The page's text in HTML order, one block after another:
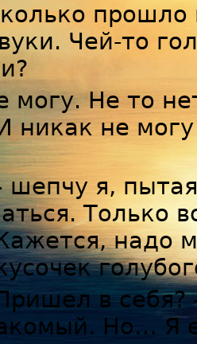
Чей-то
могу. Не то
никак не
я,
Только
надо
в
Но… Я